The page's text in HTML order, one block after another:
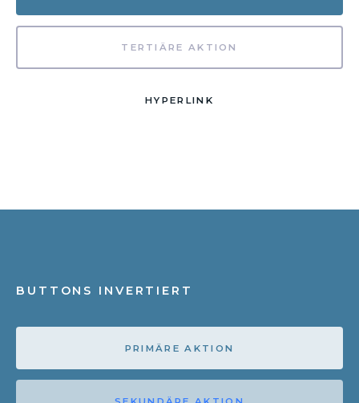
TERTIÄRE AKTION
HYPERLINK
BUTTONS INVERTIERT
PRIMÄRE AKTION